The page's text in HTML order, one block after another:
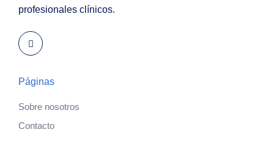
profesionales clínicos.
Páginas
Sobre nosotros
Contacto